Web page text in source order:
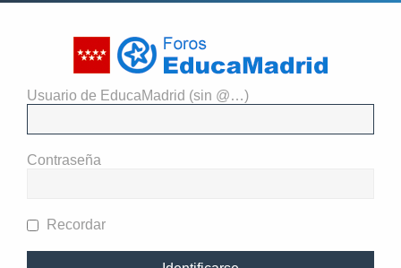
Usuario de EducaMadrid (sin @…)
Contraseña
Recordar